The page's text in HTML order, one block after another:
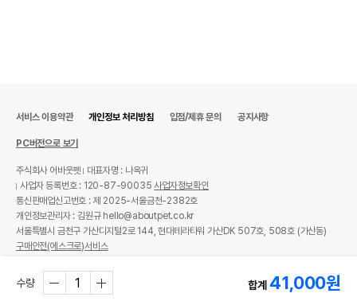
수량 합계 41,000원
서비스 이용약관 개인정보 처리방침 입점/제휴 문의 공지사항
PC버전으로 보기
주식회사 어바웃펫
대표자명 : 나옥귀
사업자 등록번호 : 120-87-90035사업자정보확인
통신판매업신고번호 : 제 2025-서울금천-2382호
개인정보관리자 : 김원규 hello@aboutpet.co.kr
서울특별시 금천구 가산디지털2로 144, 현대테라타워 가산DK 507호, 508호 (가산동)
구매안전(에스크로)서비스